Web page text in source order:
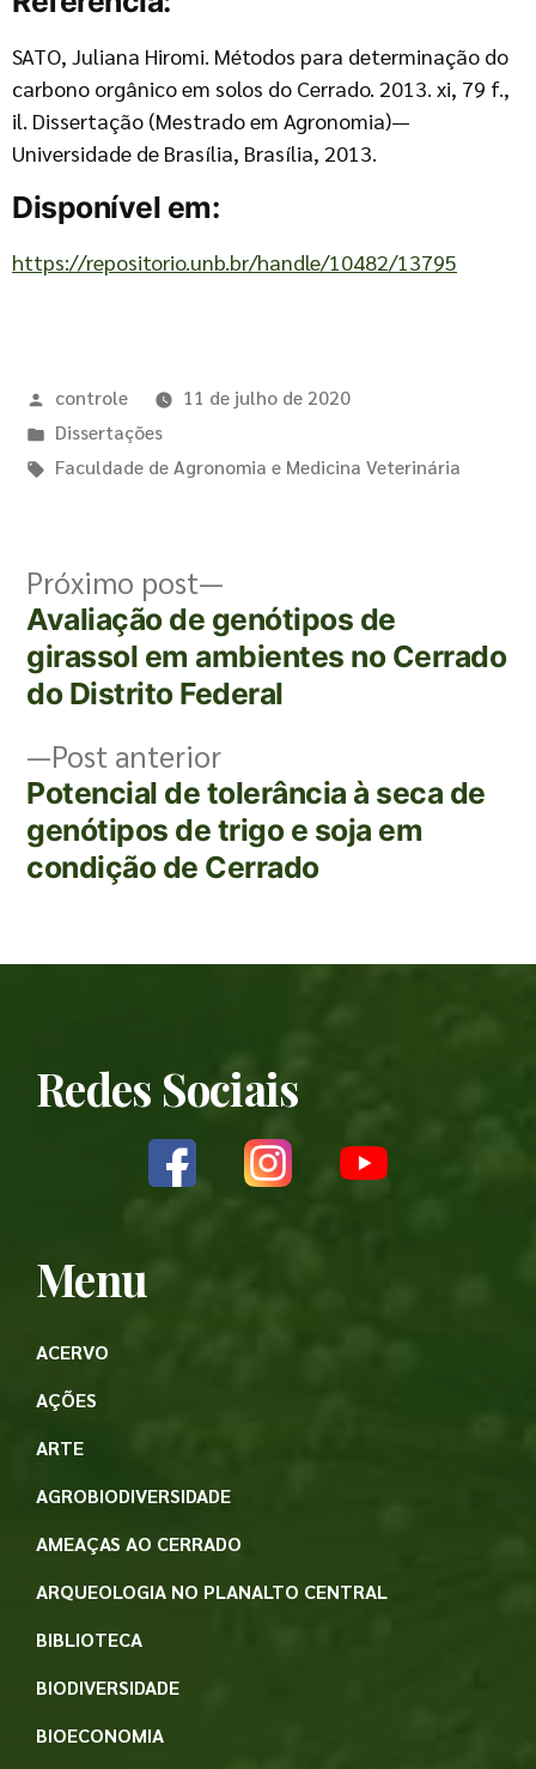
SATO, Juliana Hiromi. Métodos para determinação do
carbono orgânico em solos do Cerrado. 2013. xi, 79 f.,
il. Dissertação (Mestrado em Agronomia)—
Universidade de Brasília, Brasília, 2013.
Disponível em:
https://repositorio.unb.br/handle/10482/13795
controle
11 de julho de 2020
Dissertações
Faculdade de Agronomia e Medicina Veterinária
Post anterior
Potencial de tolerância à seca de
genótipos de trigo e soja em
condição de Cerrado
Próximo post
Avaliação de genótipos de
girassol em ambientes no Cerrado
do Distrito Federal
Redes Sociais
Menu
ACERVO
AÇÕES
ARTE
AGROBIODIVERSIDADE
AMEAÇAS AO CERRADO
ARQUEOLOGIA NO PLANALTO CENTRAL
BIBLIOTECA
BIODIVERSIDADE
BIOECONOMIA